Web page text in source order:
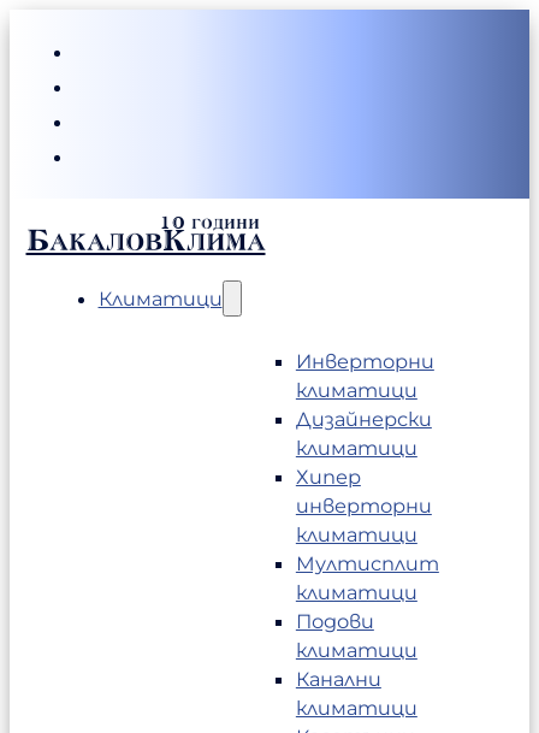
БакаловКлима
Климатици
Инверторни
климатици
Дизайнерски
климатици
Хипер
инверторни
климатици
Мултисплит
климатици
Подови
климатици
Канални
климатици